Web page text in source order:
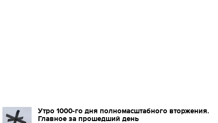
Утро 1000-го дня полномасштабного вторжения.
Главное за прошедший день